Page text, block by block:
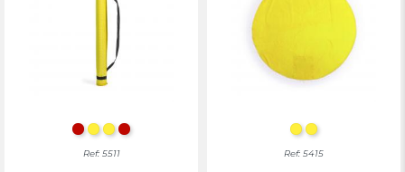
RotGELB
GelbROT
Ref: 5511
GELB
Gelb
Ref: 5415